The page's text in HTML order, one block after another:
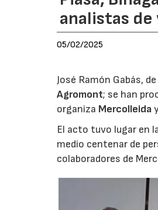
analistas de
05/02/2025
José Ramón Gabás, de
Agromont; se han
organiza Mercolleida
El acto tuvo lugar en
medio centenar de
colaboradores de